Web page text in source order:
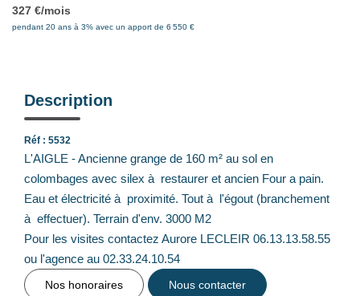
EXTRANET
327 €/mois
pendant 20 ans à 3% avec un apport de 6 550 €
Description
Réf : 5532
L'AIGLE - Ancienne grange de 160 m² au sol en
colombages avec silex à restaurer et ancien Four a pain.
Eau et électricité à proximité. Tout à l'égout (branchement
à effectuer). Terrain d'env. 3000 M2
Pour les visites contactez Aurore LECLEIR 06.13.13.58.55
ou l'agence au 02.33.24.10.54
Nos honoraires Nous contacter